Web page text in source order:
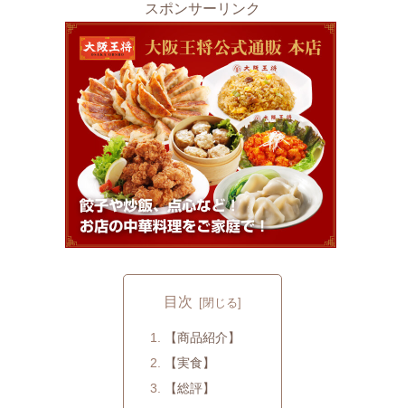
スポンサーリンク
目次
【商品紹介】
【実食】
【総評】